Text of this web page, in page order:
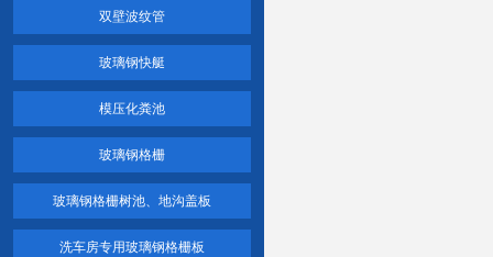
双壁波纹管
玻璃钢快艇
模压化粪池
玻璃钢格栅
玻璃钢格栅树池、地沟盖板
洗车房专用玻璃钢格栅板